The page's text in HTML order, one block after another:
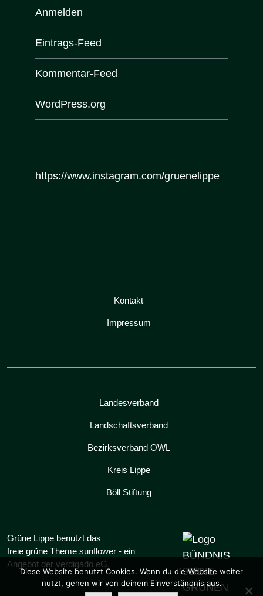
Anmelden
Eintrags-Feed
Kommentar-Feed
WordPress.org
https://www.instagram.com/gruenelippe
Kontakt
Impressum
Landesverband
Landschaftsverband
Bezirksverband OWL
Kreis Lippe
Böll Stiftung
Grüne Lippe benutzt das
freie grüne Theme sunflower ‐ ein
Angebot der verdigado eG.
Diese Website benutzt Cookies. Wenn du die Website weiter
nutzt, gehen wir von deinem Einverständnis aus.